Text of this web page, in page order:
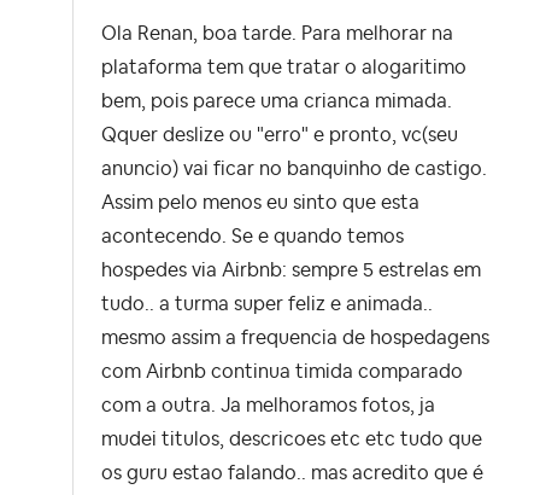
Ola Renan, boa tarde. Para melhorar na
plataforma tem que tratar o alogaritimo
bem, pois parece uma crianca mimada.
Qquer deslize ou "erro" e pronto, vc(seu
anuncio) vai ficar no banquinho de castigo.
Assim pelo menos eu sinto que esta
acontecendo. Se e quando temos
hospedes via Airbnb: sempre 5 estrelas em
tudo.. a turma super feliz e animada..
mesmo assim a frequencia de hospedagens
com Airbnb continua timida comparado
com a outra. Ja melhoramos fotos, ja
mudei titulos, descricoes etc etc tudo que
os guru estao falando.. mas acredito que é